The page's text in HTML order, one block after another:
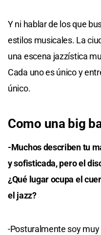
Y ni hablar de los que
estilos musicales. La
una escena jazzística
Cada uno es único y
único.
Como una big
-Muchos describen tu
y sofisticada, pero el
¿Qué lugar ocupa el
el jazz?
-Posturalmente soy